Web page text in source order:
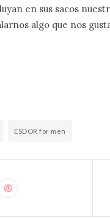
en sus sacos
algo que nos
ESDOR for men